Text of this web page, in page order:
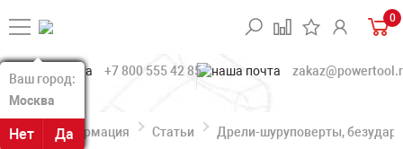
Ваш город:
Москва
Нет Да
Ваш город:
Москва
Нет Да
0
+7 800 555 42 85
Информация Статьи Дрели-шуруповерты,